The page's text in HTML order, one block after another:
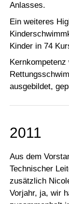
Anlasses.
Ein weiteres
Kinder in 74
ausgebildet,
2011
Aus dem
Technischer
zusätzlich
Vorjahr, ja, wir